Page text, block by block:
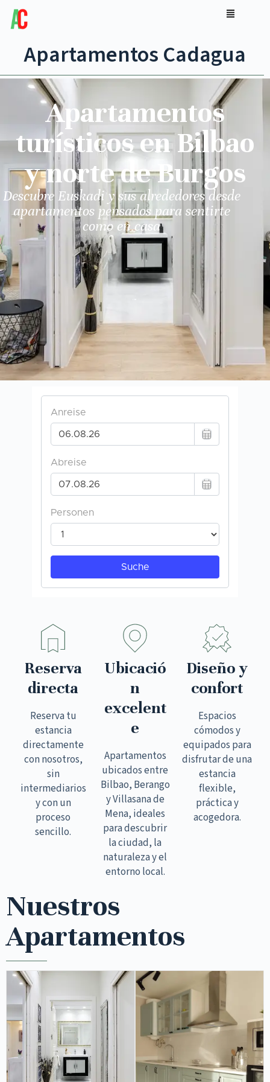
Apartamentos Cadagua
Apartamentos
turísticos en Bilbao
y norte de Burgos
Descubre Euskadi y sus alrededores desde
apartamentos pensados para sentirte
como en casa
Reserva
directa
Reserva tu
estancia
directamente
con nosotros,
sin
intermediarios
y con un
proceso
sencillo.
Ubicació
n
excelent
e
Apartamentos
ubicados entre
Bilbao, Berango
y Villasana de
Mena, ideales
para descubrir
la ciudad, la
naturaleza y el
entorno local.
Diseño y
confort
Espacios
cómodos y
equipados para
disfrutar de una
estancia
flexible,
práctica y
acogedora.
Nuestros
Apartamentos